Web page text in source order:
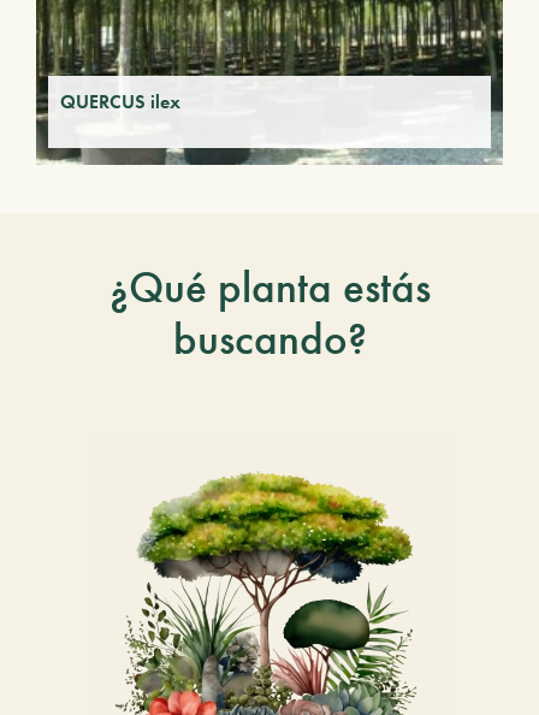
QUERCUS ilex
¿Qué planta estás
buscando?